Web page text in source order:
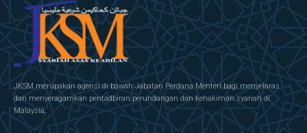
JKSM merupakan agensi di bawah Jabatan Perdana Menteri bagi menyelaras
dan menyeragamkan pentadbiran perundangan dan kehakiman syariah di
Malaysia.